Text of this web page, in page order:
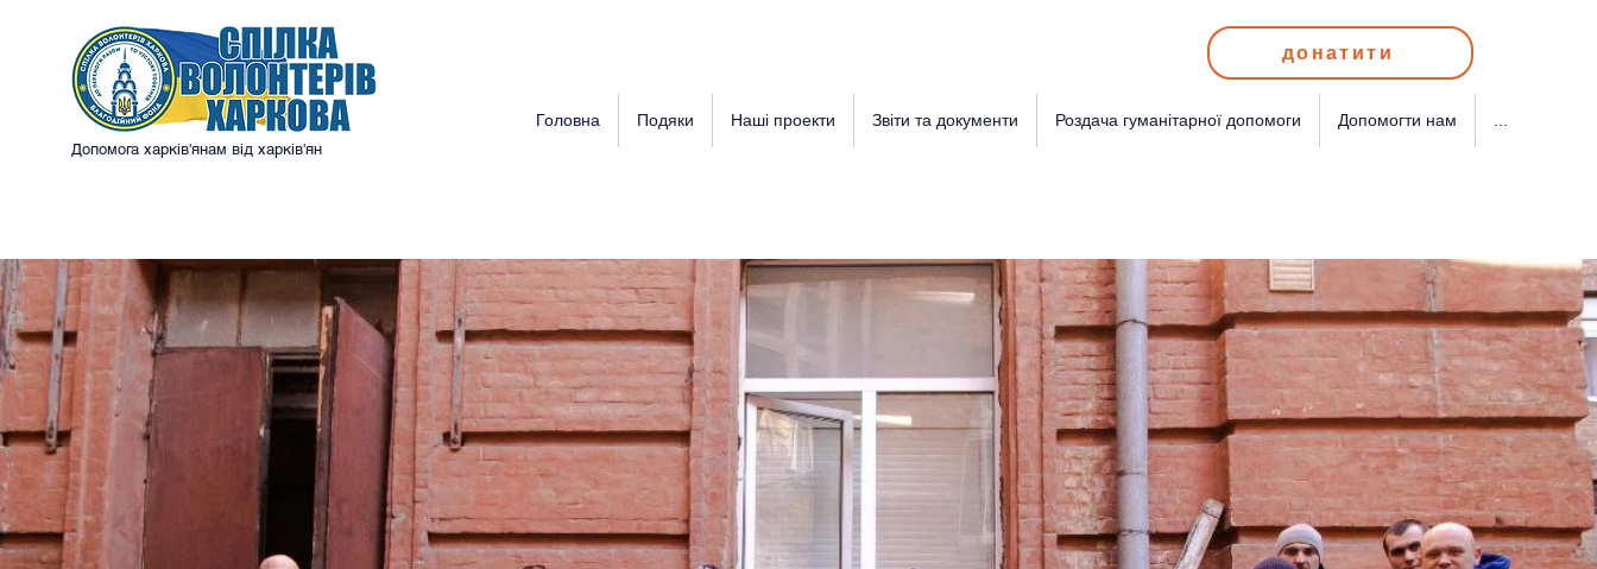
Допомога харків'янам від харків'ян
донатити
Головна Подяки Наші проекти Звіти та документи Роздача гуманітарної допомоги Допомогти нам